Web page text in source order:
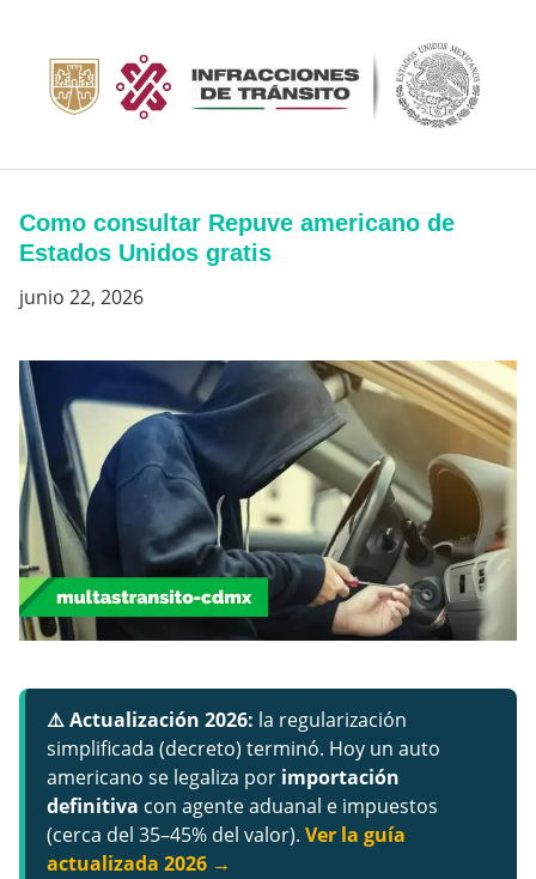
contenido
Como consultar Repuve americano de
Estados Unidos gratis
junio 22, 2026
⚠️ Actualización 2026: la regularización
simplificada (decreto) terminó. Hoy un auto
americano se legaliza por importación
definitiva con agente aduanal e impuestos
(cerca del 35–45% del valor). Ver la guía
actualizada 2026 →